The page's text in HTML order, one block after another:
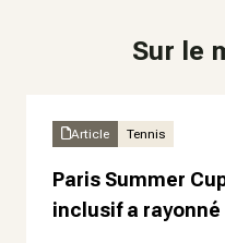
Sur le
Article Tennis
Paris Summer
inclusif a rayonné